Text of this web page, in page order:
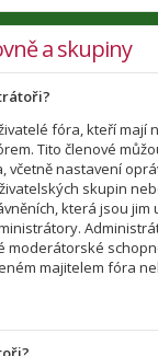
a skupiny
fóra, kteří mají
Tito členové
včetně nastavení
skupin
která jsou jim
moderátorské
majitelem fóra